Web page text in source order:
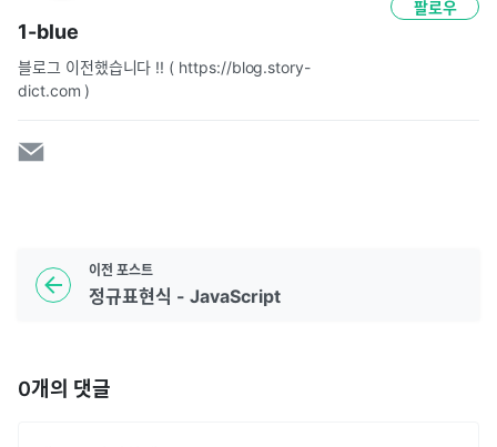
1-blue
블로그 이전했습니다 !! ( https://blog.story-
dict.com )
팔로우
이전 포스트
정규표현식 - JavaScript
0개의 댓글